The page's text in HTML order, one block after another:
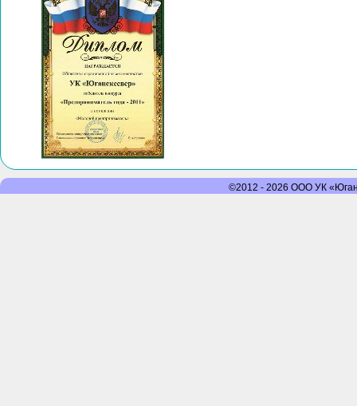
©2012 - 2026 ООО УК